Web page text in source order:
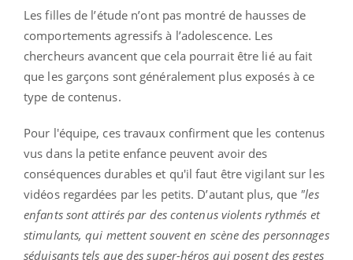
Les filles de l’étude n’ont pas montré de hausses de
comportements agressifs à l’adolescence. Les
chercheurs avancent que cela pourrait être lié au fait
que les garçons sont généralement plus exposés à ce
type de contenus.
Pour l'équipe, ces travaux confirment que les contenus
vus dans la petite enfance peuvent avoir des
conséquences durables et qu'il faut être vigilant sur les
vidéos regardées par les petits. D’autant plus, que "les
enfants sont attirés par des contenus violents rythmés et
stimulants, qui mettent souvent en scène des personnages
séduisants tels que des super-héros qui posent des gestes